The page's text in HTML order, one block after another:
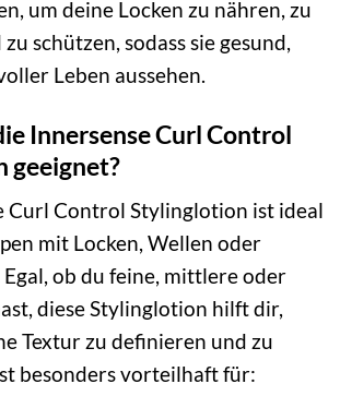
um deine Locken zu nähren, zu
schützen, sodass sie gesund,
Leben aussehen.
Innersense Curl Control
geeignet?
Curl Control Stylinglotion ist ideal
mit Locken, Wellen oder
Egal, ob du feine, mittlere oder
diese Stylinglotion hilft dir,
Textur zu definieren und zu
besonders vorteilhaft für: